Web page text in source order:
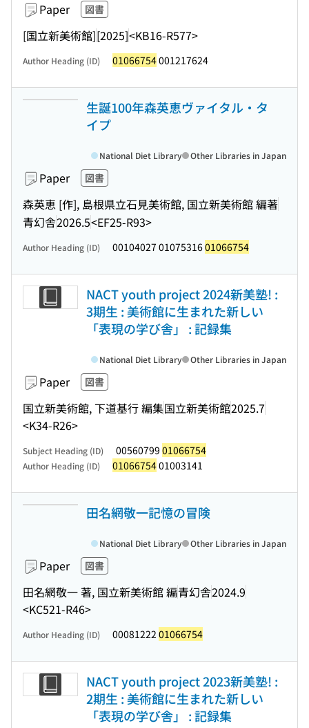
Paper 図書
[国立新美術館][2025]<KB16-R577>
Author Heading (ID) 01066754001217624
生誕100年森英恵ヴァイタル・タ
イプ
Paper 図書
森英恵 [作], 島根県立石見美術館, 国立新美術館 編著
青幻舎2026.5<EF25-R93>
National Diet Library Other Libraries in Japan
Author Heading (ID) 00104027 0107531601066754
NACT youth project 2024新美塾! :
3期生 : 美術館に生まれた新しい
「表現の学び舎」 : 記録集
Paper 図書
国立新美術館, 下道基行 編集国立新美術館2025.7
<K34-R26>
National Diet Library Other Libraries in Japan
Subject Heading (ID) 00560799 01066754
Author Heading (ID) 0106675401003141
田名網敬一記憶の冒険
Paper 図書
田名網敬一 著, 国立新美術館 編青幻舎2024.9
<KC521-R46>
National Diet Library Other Libraries in Japan
Author Heading (ID) 00081222 01066754
NACT youth project 2023新美塾! :
2期生 : 美術館に生まれた新しい
「表現の学び舎」 : 記録集